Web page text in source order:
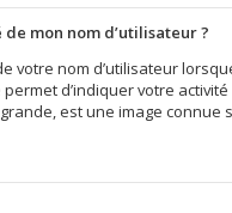
mon nom d’utilisateur ?
votre nom d’utilisateur
d’indiquer votre
est une image